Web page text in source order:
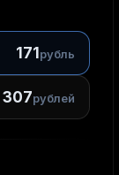
171 рубль
307рублей